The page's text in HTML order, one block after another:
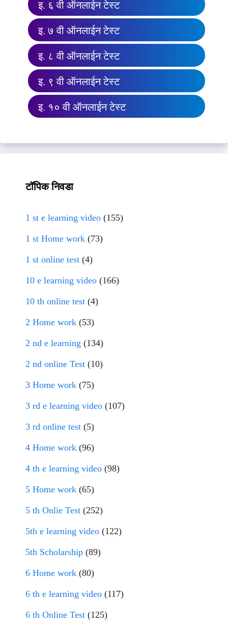
इ. ६ वी ऑनलाईन टेस्ट
इ. ७ वी ऑनलाईन टेस्ट
इ. ८ वी ऑनलाईन टेस्ट
इ. ९ वी ऑनलाईन टेस्ट
इ. १० वी ऑनलाईन टेस्ट
टॉपिक निवडा
1 st e learning video (155)
1 st Home work (73)
1 st online test (4)
10 e learning video (166)
10 th online test (4)
2 Home work (53)
2 nd e learning (134)
2 nd online Test (10)
3 Home work (75)
3 rd e learning video (107)
3 rd online test (5)
4 Home work (96)
4 th e learning video (98)
5 Home work (65)
5 th Onlie Test (252)
5th e learning video (122)
5th Scholarship (89)
6 Home work (80)
6 th e learning video (117)
6 th Online Test (125)